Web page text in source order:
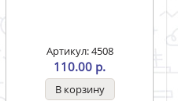
Артикул: 4508
110.00 р.